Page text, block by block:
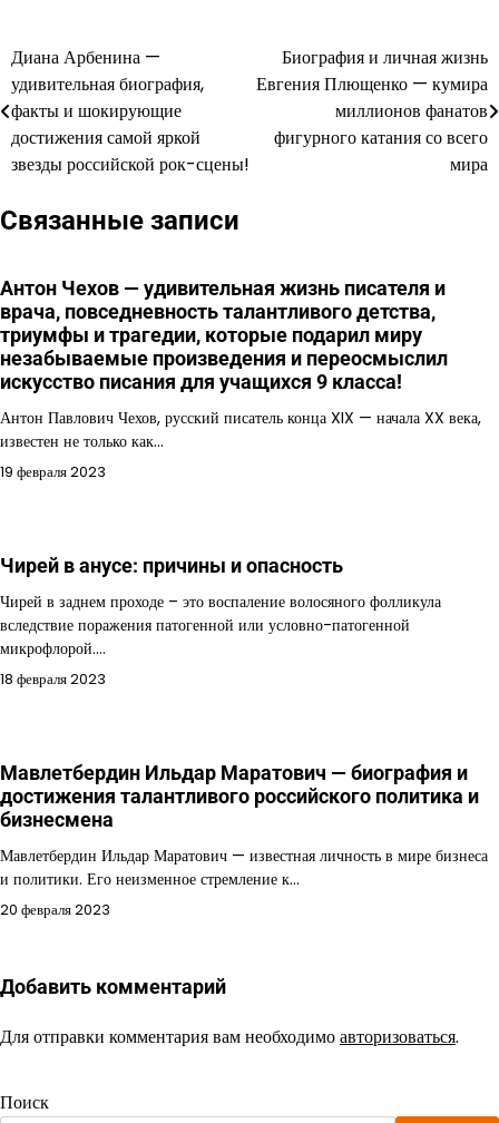
Навигация
по
записям
Диана Арбенина —
удивительная биография,
факты и шокирующие
достижения самой яркой
звезды российской рок-сцены!
Биография и личная жизнь
Евгения Плющенко — кумира
миллионов фанатов
фигурного катания со всего
мира
Связанные записи
Антон Чехов — удивительная жизнь писателя и
врача, повседневность талантливого детства,
триумфы и трагедии, которые подарил миру
незабываемые произведения и переосмыслил
искусство писания для учащихся 9 класса!
Антон Павлович Чехов, русский писатель конца XIX — начала XX века,
известен не только как…
19 февраля 2023
Чирей в анусе: причины и опасность
Чирей в заднем проходе – это воспаление волосяного фолликула
вследствие поражения патогенной или условно-патогенной
микрофлорой.…
18 февраля 2023
Мавлетбердин Ильдар Маратович — биография и
достижения талантливого российского политика и
бизнесмена
Мавлетбердин Ильдар Маратович — известная личность в мире бизнеса
и политики. Его неизменное стремление к…
20 февраля 2023
Добавить комментарий
Для отправки комментария вам необходимоавторизоваться.
Поиск